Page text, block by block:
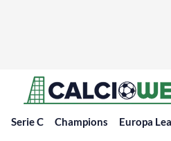
Serie C Champions Europa